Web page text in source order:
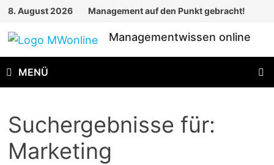
Zum
springen
8. August 2026 Management auf den Punkt gebracht!
Managementwissen online
MENÜ
Suchergebnisse für:
Marketing